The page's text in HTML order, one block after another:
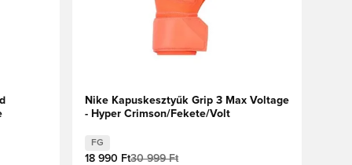
Nike Kapuskesztyűk Grip 3 Max Voltage
- Hyper Crimson/Fekete/Volt
FG
18 990 Ft30 999 Ft